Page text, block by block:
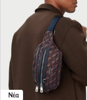
Νέα